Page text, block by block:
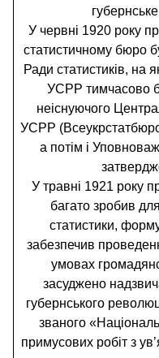
У червні 1920 року
статистичному бюро
Ради статистиків, на
УСРР тимчасово
неіснуючого
УСРР
а потім і
У травні 1921 року
багато зробив для
статистики,
забезпечив
умовах
засуджено
губернського
званого
примусових робіт з